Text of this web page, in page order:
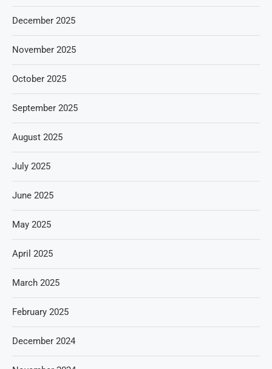
December 2025
November 2025
October 2025
September 2025
August 2025
July 2025
June 2025
May 2025
April 2025
March 2025
February 2025
December 2024